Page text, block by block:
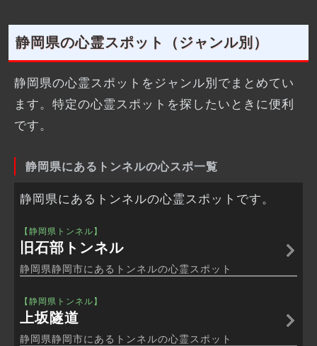
静岡県の心霊スポット（ジャンル別）
静岡県の心霊スポットをジャンル別でまとめてい
ます。特定の心霊スポットを探したいときに便利
です。
静岡県にあるトンネルの心スポ一覧
静岡県にあるトンネルの心霊スポットです。
【静岡県トンネル】
旧石部トンネル
静岡県静岡市にあるトンネルの心霊スポット
【静岡県トンネル】
上坂隧道
静岡県静岡市にあるトンネルの心霊スポット